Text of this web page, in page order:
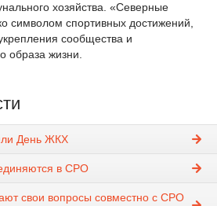
хозяйства. «Северные
символом спортивных достижений,
сообщества и
образа жизни.
День ЖКХ
в СРО
свои вопросы совместно с СРО